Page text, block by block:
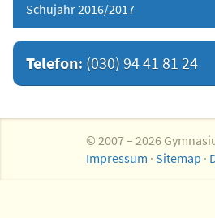
Schujahr 2016/2017
Telefon: (030) 94 41 81 24
© 2007 – 2026
Impressum · Sitemap ·